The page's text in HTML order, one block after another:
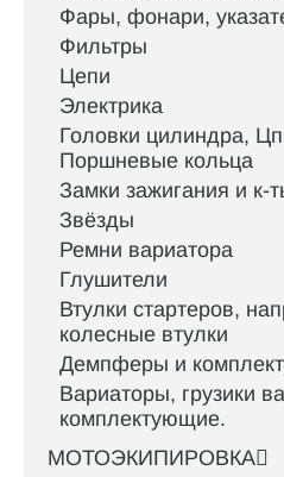
Фары, фонари,
Фильтры
Цепи
Электрика
Головки цилиндра,
Поршневые кольца
Замки зажигания и к-
Звёзды
Ремни вариатора
Глушители
Втулки стартеров,
колесные втулки
Демпферы и
Вариаторы, грузики
комплектующие.
МОТОЭКИПИРОВКА